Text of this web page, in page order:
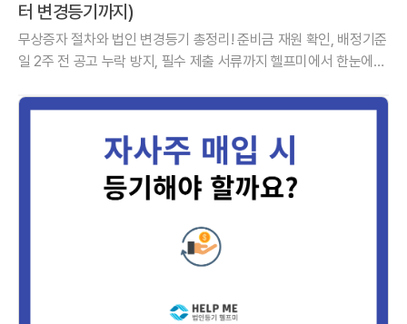
터 변경등기까지)
무상증자 절차와 법인 변경등기 총정리! 준비금 재원 확인, 배정기준
일 2주 전 공고 누락 방지, 필수 제출 서류까지 헬프미에서 한눈에